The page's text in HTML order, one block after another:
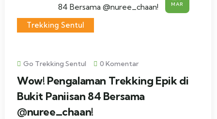
MAR
Trekking Sentul
Go Trekking Sentul 0 Komentar
Wow! Pengalaman Trekking Epik di
Bukit Paniisan 84 Bersama
@nuree_chaan!